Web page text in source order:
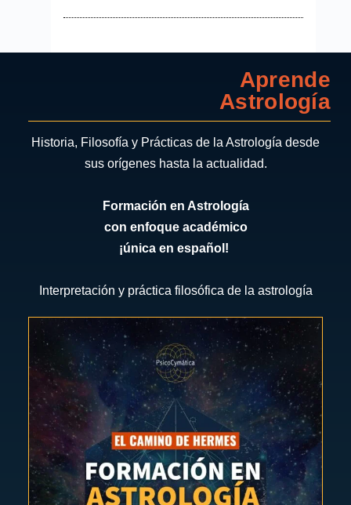
Aprende
Astrología
Historia, Filosofía y Prácticas de la Astrología desde
sus orígenes hasta la actualidad.
Formación en Astrología
con enfoque académico
¡única en español!
Interpretación y práctica filosófica de la astrología